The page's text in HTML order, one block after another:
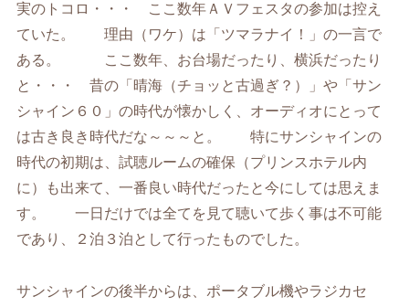
実のトコロ・・・ ここ数年ＡＶフェスタの参加は控え
ていた。 理由（ワケ）は「ツマラナイ！」の一言で
ある。 ここ数年、お台場だったり、横浜だったり
と・・・ 昔の「晴海（チョッと古過ぎ？）」や「サン
シャイン６０」の時代が懐かしく、オーディオにとって
は古き良き時代だな～～～と。 特にサンシャインの
時代の初期は、試聴ルームの確保（プリンスホテル内
に）も出来て、一番良い時代だったと今にしては思えま
す。 一日だけでは全てを見て聴いて歩く事は不可能
であり、２泊３泊として行ったものでした。
サンシャインの後半からは、ポータブル機やラジカセ